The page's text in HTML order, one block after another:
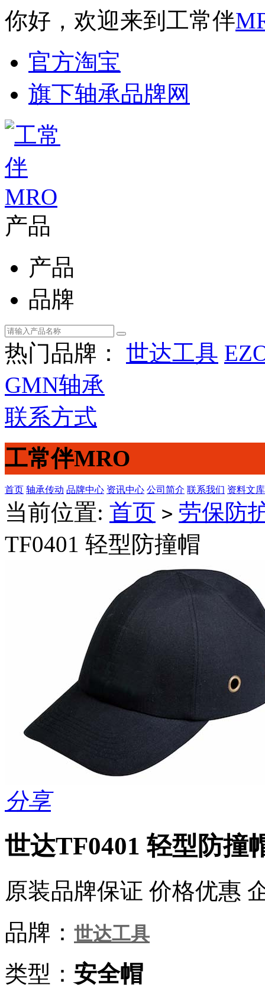
你好，欢迎来到工常伴
官方淘宝
旗下轴承品牌网
产品
产品
品牌
热门品牌： 世达工具
GMN轴承
联系方式
工常伴MRO
首页 轴承传动 品牌中心 资讯中心 公司简介 联系我们 资料文库
当前位置: 首页 > 劳保防
TF0401 轻型防撞帽
分享
世达TF0401 轻型防撞
原装品牌保证 价格优惠
品牌： 世达工具
类型： 安全帽